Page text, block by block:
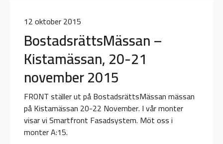
12 oktober 2015
BostadsrättsMässan –
Kistamässan, 20-21
november 2015
FRONT ställer ut på BostadsrättsMässan mässan
på Kistamässan 20-22 November. I vår monter
visar vi Smartfront Fasadsystem. Möt oss i
monter A:15.